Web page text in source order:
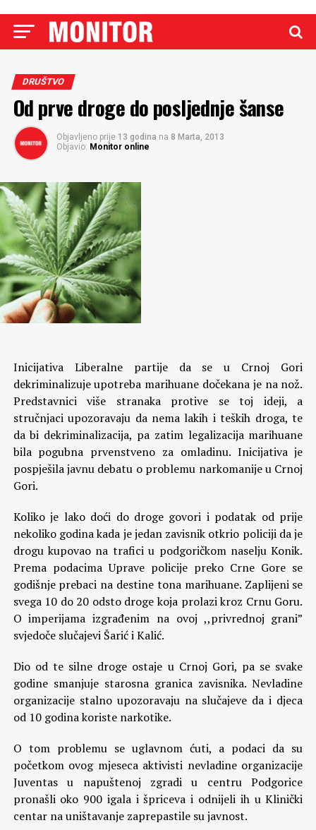
DRUŠTVO
Od prve droge do posljednje šanse
Objavljeno prije 13 godina na 8 Marta, 2013
Objavio: Monitor online
Inicijativa Liberalne partije da se u Crnoj Gori
dekriminalizuje upotreba marihuane dočekana je na nož.
Predstavnici više stranaka protive se toj ideji, a
stručnjaci upozoravaju da nema lakih i teških droga, te
da bi dekriminalizacija, pa zatim legalizacija marihuane
bila pogubna prvenstveno za omladinu. Inicijativa je
pospješila javnu debatu o problemu narkomanije u Crnoj
Gori.
Koliko je lako doći do droge govori i podatak od prije
nekoliko godina kada je jedan zavisnik otkrio policiji da je
drogu kupovao na trafici u podgoričkom naselju Konik.
Prema podacima Uprave policije preko Crne Gore se
godišnje prebaci na destine tona marihuane. Zaplijeni se
svega 10 do 20 odsto droge koja prolazi kroz Crnu Goru.
O imperijama izgrađenim na ovoj ,,privrednoj grani”
svjedoče slučajevi Šarić i Kalić.
Dio od te silne droge ostaje u Crnoj Gori, pa se svake
godine smanjuje starosna granica zavisnika. Nevladine
organizacije stalno upozoravaju na slučajeve da i djeca
od 10 godina koriste narkotike.
O tom problemu se uglavnom ćuti, a podaci da su
početkom ovog mjeseca aktivisti nevladine organizacije
Juventas u napuštenoj zgradi u centru Podgorice
pronašli oko 900 igala i špriceva i odnijeli ih u Klinički
centar na uništavanje zaprepastile su javnost.